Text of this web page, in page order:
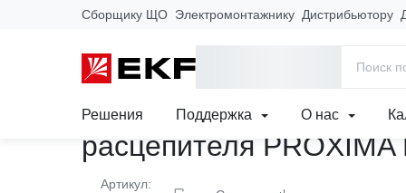
Сборщику ЩО Электромонтажнику Дистрибьютору
Решения Поддержка О нас
Главная
Автоматический
расцепителя PROXIMA
Артикул: